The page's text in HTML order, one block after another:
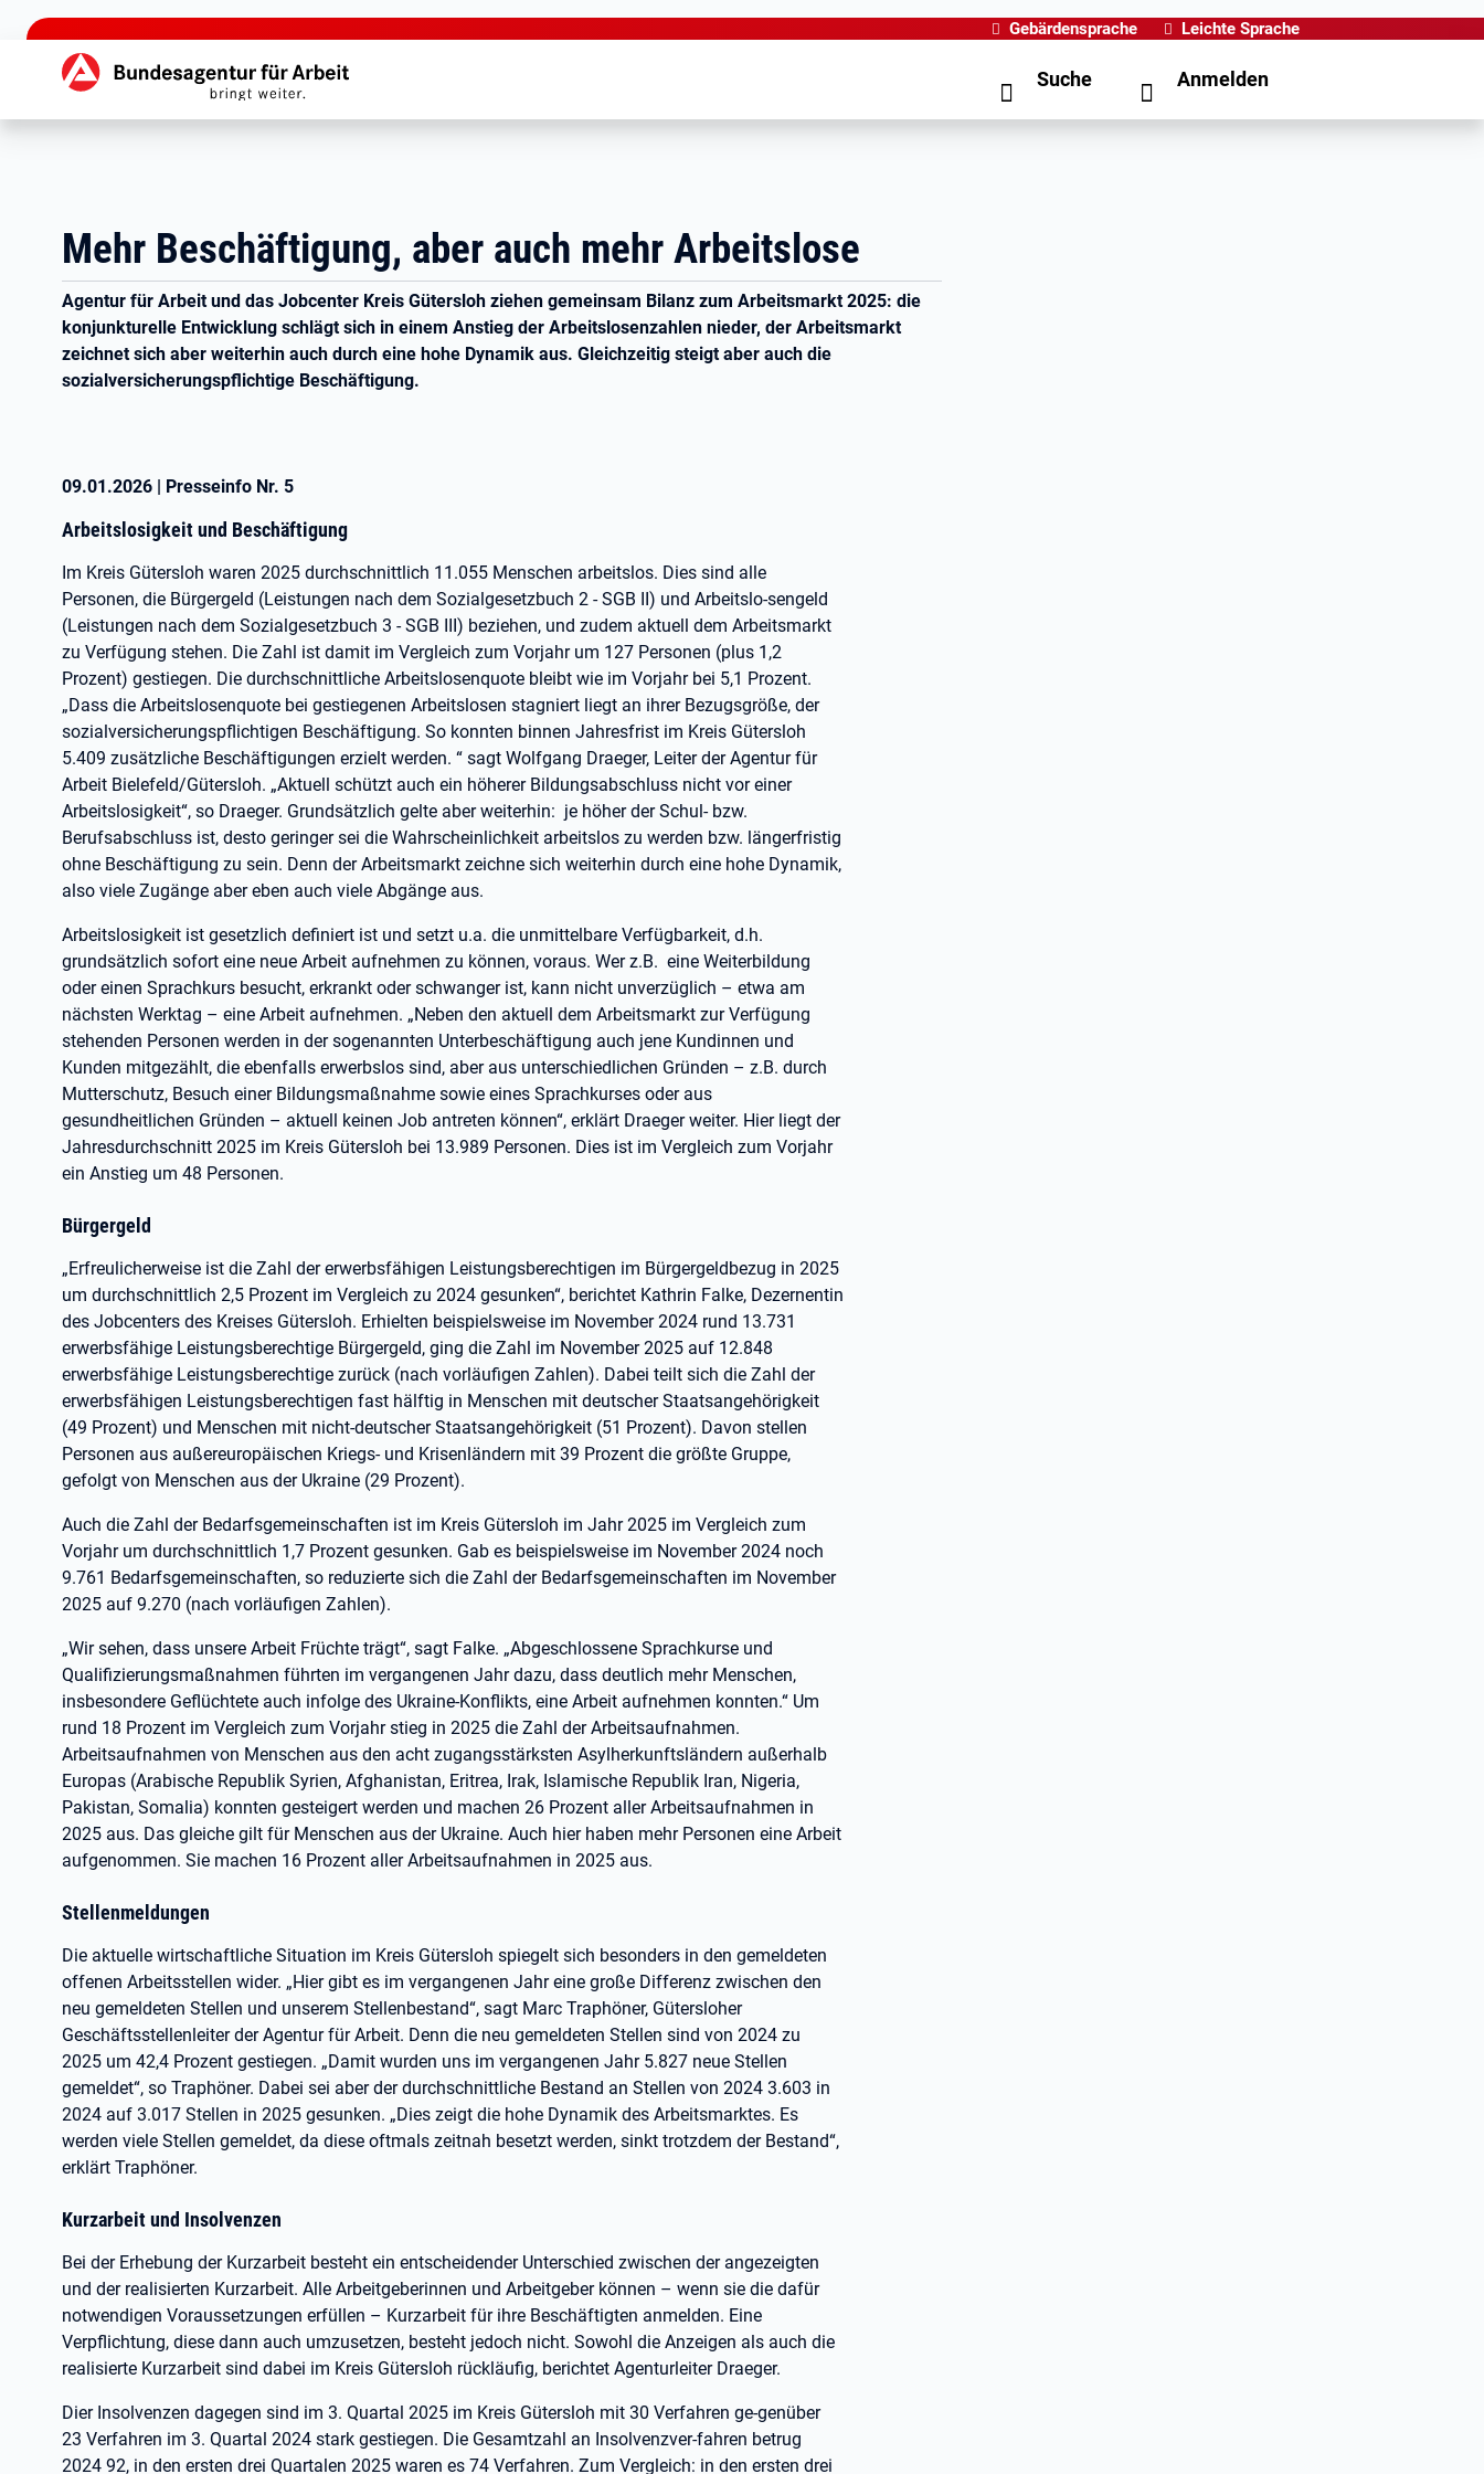
zu den Hauptinhalten springen
Gebärdensprache Leichte Sprache
Hauptnavigation Suche Anmelden
Mehr Beschäftigung, aber auch mehr Arbeitslose
Agentur für Arbeit und das Jobcenter Kreis Gütersloh ziehen gemeinsam Bilanz zum Arbeitsmarkt 2025: die
konjunkturelle Entwicklung schlägt sich in einem Anstieg der Arbeitslosenzahlen nieder, der Arbeitsmarkt
zeichnet sich aber weiterhin auch durch eine hohe Dynamik aus. Gleichzeitig steigt aber auch die
sozialversicherungspflichtige Beschäftigung.
09.01.2026 | Presseinfo Nr. 5
Arbeitslosigkeit und Beschäftigung
Im Kreis Gütersloh waren 2025 durchschnittlich 11.055 Menschen arbeitslos. Dies sind alle
Personen, die Bürgergeld (Leistungen nach dem Sozialgesetzbuch 2 - SGB II) und Arbeitslo-sengeld
(Leistungen nach dem Sozialgesetzbuch 3 - SGB III) beziehen, und zudem aktuell dem Arbeitsmarkt
zu Verfügung stehen. Die Zahl ist damit im Vergleich zum Vorjahr um 127 Personen (plus 1,2
Prozent) gestiegen. Die durchschnittliche Arbeitslosenquote bleibt wie im Vorjahr bei 5,1 Prozent.
„Dass die Arbeitslosenquote bei gestiegenen Arbeitslosen stagniert liegt an ihrer Bezugsgröße, der
sozialversicherungspflichtigen Beschäftigung. So konnten binnen Jahresfrist im Kreis Gütersloh
5.409 zusätzliche Beschäftigungen erzielt werden. “ sagt Wolfgang Draeger, Leiter der Agentur für
Arbeit Bielefeld/Gütersloh. „Aktuell schützt auch ein höherer Bildungsabschluss nicht vor einer
Arbeitslosigkeit“, so Draeger. Grundsätzlich gelte aber weiterhin: je höher der Schul- bzw.
Berufsabschluss ist, desto geringer sei die Wahrscheinlichkeit arbeitslos zu werden bzw. längerfristig
ohne Beschäftigung zu sein. Denn der Arbeitsmarkt zeichne sich weiterhin durch eine hohe Dynamik,
also viele Zugänge aber eben auch viele Abgänge aus.
Arbeitslosigkeit ist gesetzlich definiert ist und setzt u.a. die unmittelbare Verfügbarkeit, d.h.
grundsätzlich sofort eine neue Arbeit aufnehmen zu können, voraus. Wer z.B. eine Weiterbildung
oder einen Sprachkurs besucht, erkrankt oder schwanger ist, kann nicht unverzüglich – etwa am
nächsten Werktag – eine Arbeit aufnehmen. „Neben den aktuell dem Arbeitsmarkt zur Verfügung
stehenden Personen werden in der sogenannten Unterbeschäftigung auch jene Kundinnen und
Kunden mitgezählt, die ebenfalls erwerbslos sind, aber aus unterschiedlichen Gründen – z.B. durch
Mutterschutz, Besuch einer Bildungsmaßnahme sowie eines Sprachkurses oder aus
gesundheitlichen Gründen – aktuell keinen Job antreten können“, erklärt Draeger weiter. Hier liegt der
Jahresdurchschnitt 2025 im Kreis Gütersloh bei 13.989 Personen. Dies ist im Vergleich zum Vorjahr
ein Anstieg um 48 Personen.
Bürgergeld
„Erfreulicherweise ist die Zahl der erwerbsfähigen Leistungsberechtigen im Bürgergeldbezug in 2025
um durchschnittlich 2,5 Prozent im Vergleich zu 2024 gesunken“, berichtet Kathrin Falke, Dezernentin
des Jobcenters des Kreises Gütersloh. Erhielten beispielsweise im November 2024 rund 13.731
erwerbsfähige Leistungsberechtige Bürgergeld, ging die Zahl im November 2025 auf 12.848
erwerbsfähige Leistungsberechtige zurück (nach vorläufigen Zahlen). Dabei teilt sich die Zahl der
erwerbsfähigen Leistungsberechtigen fast hälftig in Menschen mit deutscher Staatsangehörigkeit
(49 Prozent) und Menschen mit nicht-deutscher Staatsangehörigkeit (51 Prozent). Davon stellen
Personen aus außereuropäischen Kriegs- und Krisenländern mit 39 Prozent die größte Gruppe,
gefolgt von Menschen aus der Ukraine (29 Prozent).
Auch die Zahl der Bedarfsgemeinschaften ist im Kreis Gütersloh im Jahr 2025 im Vergleich zum
Vorjahr um durchschnittlich 1,7 Prozent gesunken. Gab es beispielsweise im November 2024 noch
9.761 Bedarfsgemeinschaften, so reduzierte sich die Zahl der Bedarfsgemeinschaften im November
2025 auf 9.270 (nach vorläufigen Zahlen).
„Wir sehen, dass unsere Arbeit Früchte trägt“, sagt Falke. „Abgeschlossene Sprachkurse und
Qualifizierungsmaßnahmen führten im vergangenen Jahr dazu, dass deutlich mehr Menschen,
insbesondere Geflüchtete auch infolge des Ukraine-Konflikts, eine Arbeit aufnehmen konnten.“ Um
rund 18 Prozent im Vergleich zum Vorjahr stieg in 2025 die Zahl der Arbeitsaufnahmen.
Arbeitsaufnahmen von Menschen aus den acht zugangsstärksten Asylherkunftsländern außerhalb
Europas (Arabische Republik Syrien, Afghanistan, Eritrea, Irak, Islamische Republik Iran, Nigeria,
Pakistan, Somalia) konnten gesteigert werden und machen 26 Prozent aller Arbeitsaufnahmen in
2025 aus. Das gleiche gilt für Menschen aus der Ukraine. Auch hier haben mehr Personen eine Arbeit
aufgenommen. Sie machen 16 Prozent aller Arbeitsaufnahmen in 2025 aus.
Stellenmeldungen
Die aktuelle wirtschaftliche Situation im Kreis Gütersloh spiegelt sich besonders in den gemeldeten
offenen Arbeitsstellen wider. „Hier gibt es im vergangenen Jahr eine große Differenz zwischen den
neu gemeldeten Stellen und unserem Stellenbestand“, sagt Marc Traphöner, Gütersloher
Geschäftsstellenleiter der Agentur für Arbeit. Denn die neu gemeldeten Stellen sind von 2024 zu
2025 um 42,4 Prozent gestiegen. „Damit wurden uns im vergangenen Jahr 5.827 neue Stellen
gemeldet“, so Traphöner. Dabei sei aber der durchschnittliche Bestand an Stellen von 2024 3.603 in
2024 auf 3.017 Stellen in 2025 gesunken. „Dies zeigt die hohe Dynamik des Arbeitsmarktes. Es
werden viele Stellen gemeldet, da diese oftmals zeitnah besetzt werden, sinkt trotzdem der Bestand“,
erklärt Traphöner.
Kurzarbeit und Insolvenzen
Bei der Erhebung der Kurzarbeit besteht ein entscheidender Unterschied zwischen der angezeigten
und der realisierten Kurzarbeit. Alle Arbeitgeberinnen und Arbeitgeber können – wenn sie die dafür
notwendigen Voraussetzungen erfüllen – Kurzarbeit für ihre Beschäftigten anmelden. Eine
Verpflichtung, diese dann auch umzusetzen, besteht jedoch nicht. Sowohl die Anzeigen als auch die
realisierte Kurzarbeit sind dabei im Kreis Gütersloh rückläufig, berichtet Agenturleiter Draeger.
Dier Insolvenzen dagegen sind im 3. Quartal 2025 im Kreis Gütersloh mit 30 Verfahren ge-genüber
23 Verfahren im 3. Quartal 2024 stark gestiegen. Die Gesamtzahl an Insolvenzver-fahren betrug
2024 92, in den ersten drei Quartalen 2025 waren es 74 Verfahren. Zum Vergleich: in den ersten drei